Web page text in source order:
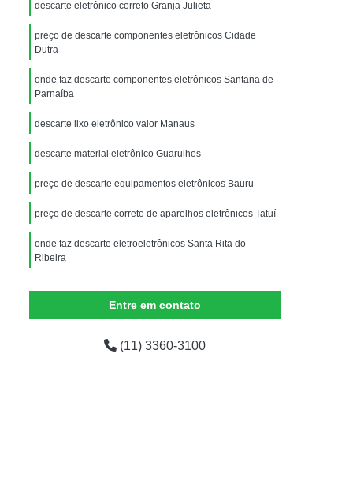
Destruição Documentos Contabilísticos
Destruição Documentos Públicos
Recolha e Destruição de Documentos
de Informática de Servidor
Equipamentos de Informática para Datacenter
Equipamentos de Informática para Escritório
Logística Reversa Eletrônicos
Logística Reversa Eletrônicos
descarte eletrônico correto Granja Julieta
preço de descarte componentes eletrônicos Cidade
Dutra
onde faz descarte componentes eletrônicos Santana de
Parnaíba
descarte lixo eletrônico valor Manaus
descarte material eletrônico Guarulhos
preço de descarte equipamentos eletrônicos Bauru
preço de descarte correto de aparelhos eletrônicos Tatuí
onde faz descarte eletroeletrônicos Santa Rita do
Ribeira
Entre em contato
(11) 3360-3100